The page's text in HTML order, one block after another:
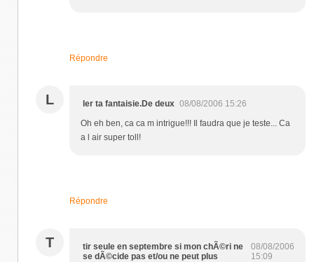
Répondre
L ler ta fantaisie.De deux 08/08/2006 15:26
Oh eh ben, ca ca m intrigue!!! Il faudra que je teste... Ca
a l air super toll!
Répondre
T
tir seule en septembre si mon chÃ©ri ne
se dÃ©cide pas et/ou ne peut plus
08/08/2006
15:09